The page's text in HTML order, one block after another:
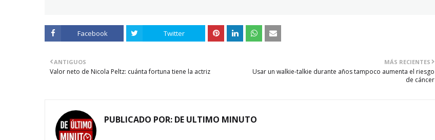
Facebook Twitter
MÁS RECIENTES
Usar un walkie-talkie durante años tampoco aumenta el riesgo
de cáncer
ANTIGUOS
Valor neto de Nicola Peltz: cuánta fortuna tiene la actriz
PUBLICADO POR: DE ULTIMO MINUTO